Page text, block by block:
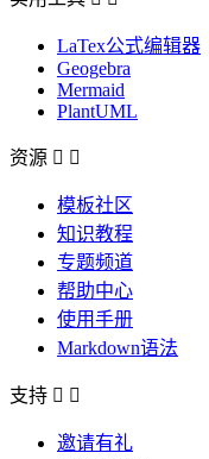
LaTex公式编辑器
Geogebra
Mermaid
PlantUML
资源  
模板社区
知识教程
专题频道
帮助中心
使用手册
Markdown语法
支持  
邀请有礼